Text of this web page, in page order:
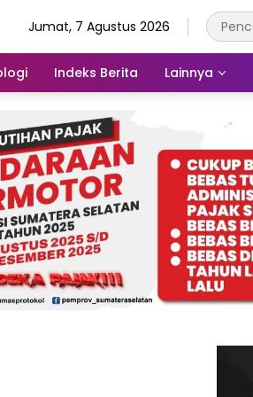
Jumat, 7 Agustus 2026
Indeks Berita Lainnya